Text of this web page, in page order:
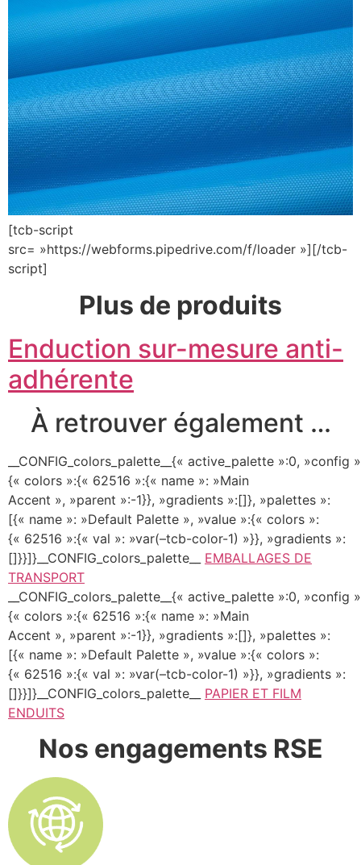
[tcb-script
src= »https://webforms.pipedrive.com/f/loader »][/tcb-
script]
Plus de produits
Enduction sur-mesure anti-
adhérente
À retrouver également …
__CONFIG_colors_palette__{« active_palette »:0, »config
{« colors »:{« 62516 »:{« name »: »Main
Accent », »parent »:-1}}, »gradients »:[]}, »palettes »:
[{« name »: »Default Palette », »value »:{« colors »:
{« 62516 »:{« val »: »var(–tcb-color-1) »}}, »gradients »:
[]}}]}__CONFIG_colors_palette__ EMBALLAGES DE
TRANSPORT
__CONFIG_colors_palette__{« active_palette »:0, »config
{« colors »:{« 62516 »:{« name »: »Main
Accent », »parent »:-1}}, »gradients »:[]}, »palettes »:
[{« name »: »Default Palette », »value »:{« colors »:
{« 62516 »:{« val »: »var(–tcb-color-1) »}}, »gradients »:
[]}}]}__CONFIG_colors_palette__ PAPIER ET FILM
ENDUITS
Nos engagements RSE